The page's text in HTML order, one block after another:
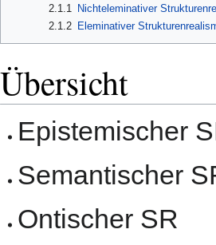
2.1.1
Nichteleminativer
2.1.2 Eleminativer
Übersicht
Epistemischer
Semantischer
Ontischer SR